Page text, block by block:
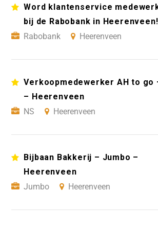
Word klantenservice
bij de Rabobank in Heerenveen!
Rabobank
Heerenveen
Verkoopmedewerker AH to go
– Heerenveen
NS
Heerenveen
Bijbaan Bakkerij – Jumbo –
Heerenveen
Jumbo
Heerenveen